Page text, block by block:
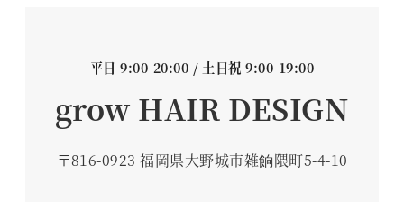
平日 9:00-20:00 / 土日祝 9:00-19:00
grow HAIR DESIGN
〒816-0923 福岡県大野城市雑餉隈町5-4-10